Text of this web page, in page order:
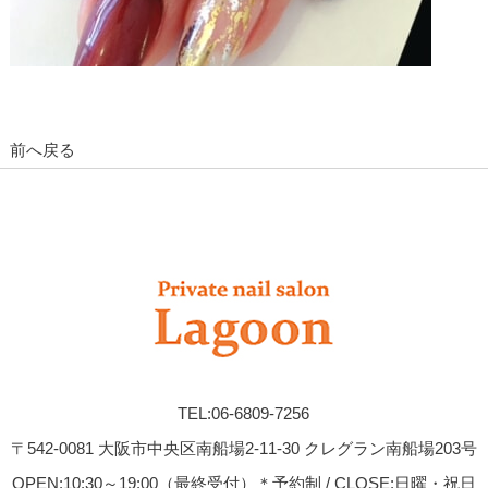
前へ戻る
TEL:06-6809-7256
〒542-0081 大阪市中央区南船場2-11-30 クレグラン南船場203号
OPEN:10:30～19:00（最終受付）＊予約制 / CLOSE:日曜・祝日